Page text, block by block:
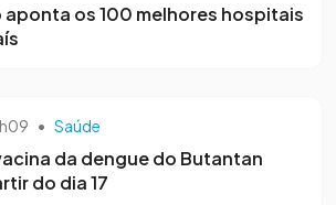
os 100 melhores hospitais
• Saúde
da dengue do Butantan
do dia 17